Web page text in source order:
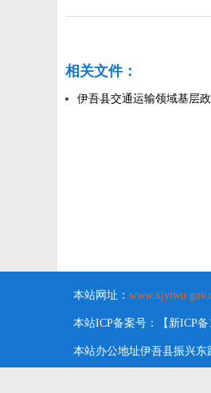
相关文件：
伊吾县交通运输领域基层
本站网址：
本站ICP备案号：【新ICP
本站办公地址伊吾县振兴